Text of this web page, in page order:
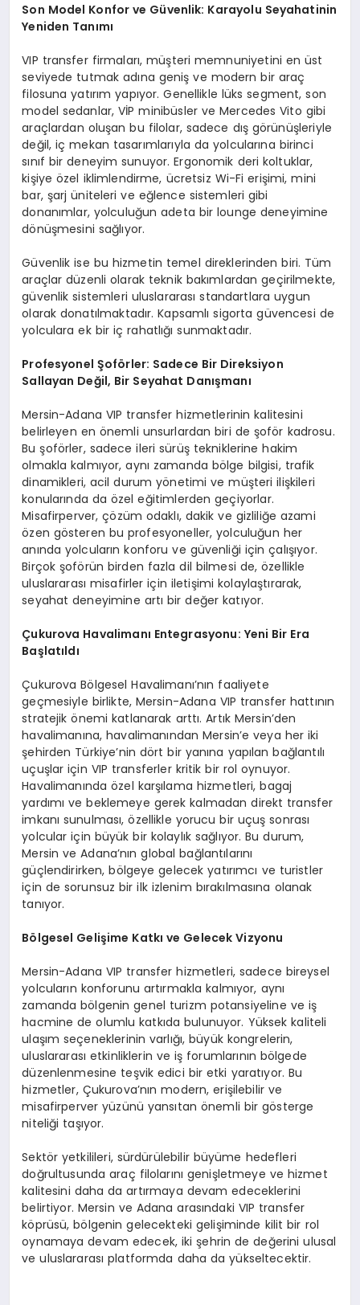
Son Model Konfor ve Güvenlik: Karayolu Seyahatinin
Yeniden Tanımı
VIP transfer firmaları, müşteri memnuniyetini en üst
seviyede tutmak adına geniş ve modern bir araç
filosuna yatırım yapıyor. Genellikle lüks segment, son
model sedanlar, VİP minibüsler ve Mercedes Vito gibi
araçlardan oluşan bu filolar, sadece dış görünüşleriyle
değil, iç mekan tasarımlarıyla da yolcularına birinci
sınıf bir deneyim sunuyor. Ergonomik deri koltuklar,
kişiye özel iklimlendirme, ücretsiz Wi-Fi erişimi, mini
bar, şarj üniteleri ve eğlence sistemleri gibi
donanımlar, yolculuğun adeta bir lounge deneyimine
dönüşmesini sağlıyor.
Güvenlik ise bu hizmetin temel direklerinden biri. Tüm
araçlar düzenli olarak teknik bakımlardan geçirilmekte,
güvenlik sistemleri uluslararası standartlara uygun
olarak donatılmaktadır. Kapsamlı sigorta güvencesi de
yolculara ek bir iç rahatlığı sunmaktadır.
Profesyonel Şoförler: Sadece Bir Direksiyon
Sallayan Değil, Bir Seyahat Danışmanı
Mersin-Adana VIP transfer hizmetlerinin kalitesini
belirleyen en önemli unsurlardan biri de şoför kadrosu.
Bu şoförler, sadece ileri sürüş tekniklerine hakim
olmakla kalmıyor, aynı zamanda bölge bilgisi, trafik
dinamikleri, acil durum yönetimi ve müşteri ilişkileri
konularında da özel eğitimlerden geçiyorlar.
Misafirperver, çözüm odaklı, dakik ve gizliliğe azami
özen gösteren bu profesyoneller, yolculuğun her
anında yolcuların konforu ve güvenliği için çalışıyor.
Birçok şoförün birden fazla dil bilmesi de, özellikle
uluslararası misafirler için iletişimi kolaylaştırarak,
seyahat deneyimine artı bir değer katıyor.
Çukurova Havalimanı Entegrasyonu: Yeni Bir Era
Başlatıldı
Çukurova Bölgesel Havalimanı’nın faaliyete
geçmesiyle birlikte, Mersin-Adana VIP transfer hattının
stratejik önemi katlanarak arttı. Artık Mersin’den
havalimanına, havalimanından Mersin’e veya her iki
şehirden Türkiye’nin dört bir yanına yapılan bağlantılı
uçuşlar için VIP transferler kritik bir rol oynuyor.
Havalimanında özel karşılama hizmetleri, bagaj
yardımı ve beklemeye gerek kalmadan direkt transfer
imkanı sunulması, özellikle yorucu bir uçuş sonrası
yolcular için büyük bir kolaylık sağlıyor. Bu durum,
Mersin ve Adana’nın global bağlantılarını
güçlendirirken, bölgeye gelecek yatırımcı ve turistler
için de sorunsuz bir ilk izlenim bırakılmasına olanak
tanıyor.
Bölgesel Gelişime Katkı ve Gelecek Vizyonu
Mersin-Adana VIP transfer hizmetleri, sadece bireysel
yolcuların konforunu artırmakla kalmıyor, aynı
zamanda bölgenin genel turizm potansiyeline ve iş
hacmine de olumlu katkıda bulunuyor. Yüksek kaliteli
ulaşım seçeneklerinin varlığı, büyük kongrelerin,
uluslararası etkinliklerin ve iş forumlarının bölgede
düzenlenmesine teşvik edici bir etki yaratıyor. Bu
hizmetler, Çukurova’nın modern, erişilebilir ve
misafirperver yüzünü yansıtan önemli bir gösterge
niteliği taşıyor.
Sektör yetkilileri, sürdürülebilir büyüme hedefleri
doğrultusunda araç filolarını genişletmeye ve hizmet
kalitesini daha da artırmaya devam edeceklerini
belirtiyor. Mersin ve Adana arasındaki VIP transfer
köprüsü, bölgenin gelecekteki gelişiminde kilit bir rol
oynamaya devam edecek, iki şehrin de değerini ulusal
ve uluslararası platformda daha da yükseltecektir.